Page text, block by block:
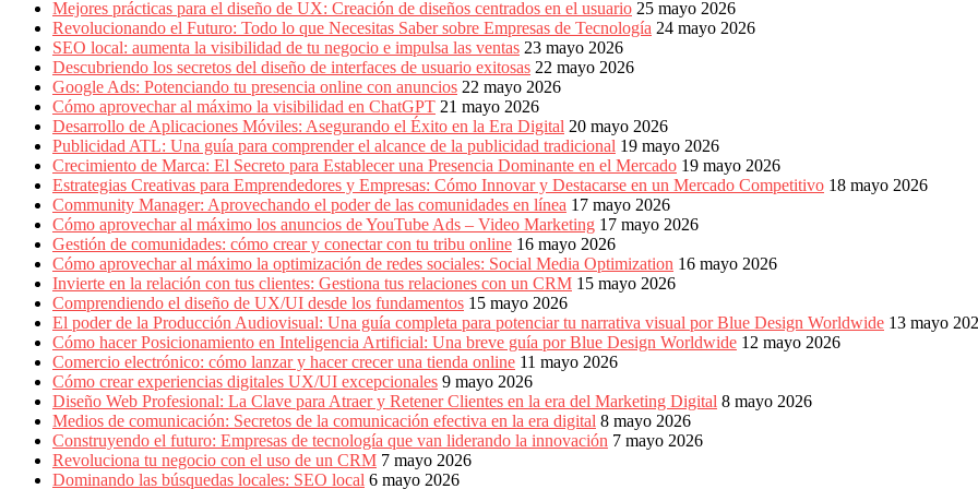
Producción
Gráfica
Colombia.
Mejores prácticas para el diseño de UX: Creación de diseños centrados en el usuario 25 mayo 2026
Revolucionando el Futuro: Todo lo que Necesitas Saber sobre Empresas de Tecnología 24 mayo 2026
SEO local: aumenta la visibilidad de tu negocio e impulsa las ventas 23 mayo 2026
Descubriendo los secretos del diseño de interfaces de usuario exitosas 22 mayo 2026
Google Ads: Potenciando tu presencia online con anuncios 22 mayo 2026
Cómo aprovechar al máximo la visibilidad en ChatGPT 21 mayo 2026
Desarrollo de Aplicaciones Móviles: Asegurando el Éxito en la Era Digital 20 mayo 2026
Publicidad ATL: Una guía para comprender el alcance de la publicidad tradicional 19 mayo 2026
Crecimiento de Marca: El Secreto para Establecer una Presencia Dominante en el Mercado 19 mayo 2026
Estrategias Creativas para Emprendedores y Empresas: Cómo Innovar y Destacarse en un Mercado Competitivo 18 mayo 2026
Community Manager: Aprovechando el poder de las comunidades en línea 17 mayo 2026
Cómo aprovechar al máximo los anuncios de YouTube Ads – Video Marketing 17 mayo 2026
Gestión de comunidades: cómo crear y conectar con tu tribu online 16 mayo 2026
Cómo aprovechar al máximo la optimización de redes sociales: Social Media Optimization 16 mayo 2026
Invierte en la relación con tus clientes: Gestiona tus relaciones con un CRM 15 mayo 2026
Comprendiendo el diseño de UX/UI desde los fundamentos 15 mayo 2026
El poder de la Producción Audiovisual: Una guía completa para potenciar tu narrativa visual por Blue Design Worldwide 13 mayo
Cómo hacer Posicionamiento en Inteligencia Artificial: Una breve guía por Blue Design Worldwide 12 mayo 2026
Comercio electrónico: cómo lanzar y hacer crecer una tienda online 11 mayo 2026
Cómo crear experiencias digitales UX/UI excepcionales 9 mayo 2026
Diseño Web Profesional: La Clave para Atraer y Retener Clientes en la era del Marketing Digital 8 mayo 2026
Medios de comunicación: Secretos de la comunicación efectiva en la era digital 8 mayo 2026
Construyendo el futuro: Empresas de tecnología que van liderando la innovación 7 mayo 2026
Revoluciona tu negocio con el uso de un CRM 7 mayo 2026
Dominando las búsquedas locales: SEO local 6 mayo 2026